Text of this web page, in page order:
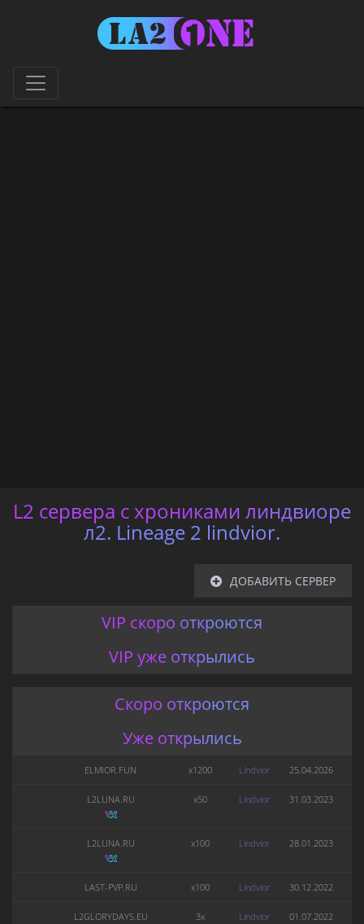
L2 сервера с хрониками линдвиоре
л2. Lineage 2 lindvior.
ДОБАВИТЬ СЕРВЕР
VIP скоро откроются
VIP уже открылись
Скоро откроются
Уже открылись
ELMIOR.FUN x1200 Lindvior 25.04.2026
L2LUNA.RU x50 Lindvior 31.03.2023
L2LUNA.RU x100 Lindvior 28.01.2023
LAST-PVP.RU x100 Lindvior 30.12.2022
L2GLORYDAYS.EU 3x Lindvior 01.07.2022